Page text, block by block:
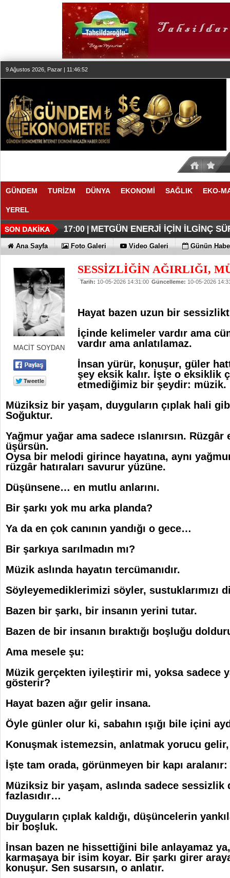
9 Ağustos 2026, Pazar | 11:46:53
GÜNDEM TURİZM DÜNYA EKONOMİ SAĞLIK EKO-
YEREL
17:11 |O ANLAŞMADA NELER VAR
17:08 |O TAHMİNDE YÜKSELME VAR
17:00 | METGÜN ENERJİ İÇİN İLGİNÇ
12:17 |THY REKOR KIRMAYI SEVİYOR
12:02 |ÖZEL FİYATLARLA GELDİLER
11:56 |İŞTE HONOR MAGIC V6
11:53 |TECNO'DA YENİLİKLER VAR
Ana Sayfa Foto Galeri Video Galeri Günün
MACİT SOYDAN
SESSİZLİĞİN AĞIRLIĞI,
Tarih: 10-05-2026 14:31:00 Güncelleme: 10-05-2026
Hayat bazen uzun bir
İçinde kelimeler vardır ama
vardır ama anlatılamaz.
İnsan yürür, konuşur, güler
şey eksik kalır. İşte o eksiklik
etmediğimiz bir şeydir: müzik.
Müziksiz bir yaşam, duyguların çıplak hali
Soğuktur.
Yağmur yağar ama sadece ıslanırsın. Rüzgâr
üşürsün.
Oysa bir melodi girince hayatına, aynı
rüzgâr hatıraları savurur yüzüne.
Düşünsene… en mutlu anlarını.
Bir şarkı yok mu arka planda?
Ya da en çok canının yandığı o gece…
Bir şarkıya sarılmadın mı?
Müzik aslında hayatın tercümanıdır.
Söyleyemediklerimizi söyler, sustuklarımızı
Bazen bir şarkı, bir insanın yerini tutar.
Bazen de bir insanın bıraktığı boşluğu
Ama mesele şu:
Müzik gerçekten iyileştirir mi, yoksa sadece
gösterir?
Hayat bazen ağır gelir insana.
Öyle günler olur ki, sabahın ışığı bile içini
Konuşmak istemezsin, anlatmak yorucu
İşte tam orada, görünmeyen bir kapı
Müziksiz bir yaşam, aslında sadece sessizlik
fazlasıdır…
Duyguların çıplak kaldığı, düşüncelerin
bir boşluk.
İnsan bazen ne hissettiğini bile anlayamaz
karmaşaya bir isim koyar. Bir şarkı girer
konuşur. Sen susarsın, o anlatır.